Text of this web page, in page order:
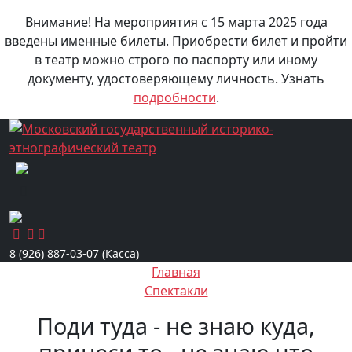
Внимание! На мероприятия с 15 марта 2025 года
введены именные билеты. Приобрести билет и пройти
в театр можно строго по паспорту или иному
документу, удостоверяющему личность. Узнать
подробности.
8 (926) 887-03-07 (Касса)
Поди туда - не знаю куда,
Главная
Спектакли